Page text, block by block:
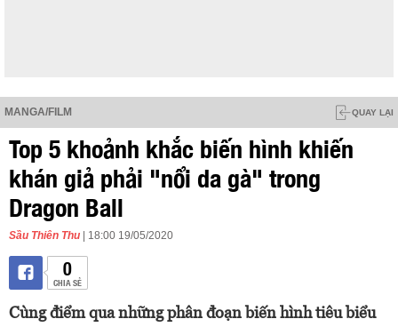
MANGA/FILM QUAY LẠI
Top 5 khoảnh khắc biến hình khiến
khán giả phải "nổi da gà" trong
Dragon Ball
Sầu Thiên Thu | 18:00 19/05/2020
0
CHIA SẺ
Cùng điểm qua những phân đoạn biến hình tiêu biểu